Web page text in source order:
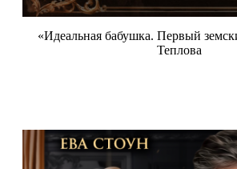
«Идеальная бабушка. Первый
Теплова